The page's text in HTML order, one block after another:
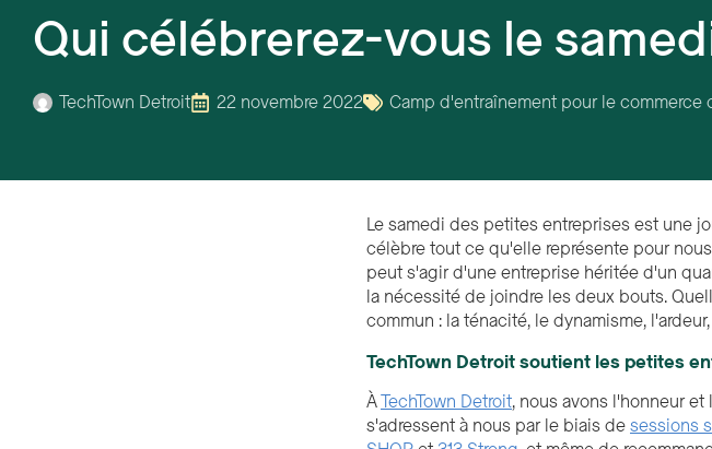
Qui célébrerez-vous le
TechTown Detroit 22 novembre 2022 Camp d'entraînement pour le commerce
Le samedi des petites entreprises est une
célèbre tout ce qu'elle représente pour
peut s'agir d'une entreprise héritée d'un
la nécessité de joindre les deux bouts.
commun : la ténacité, le dynamisme,
TechTown Detroit soutient les petites
ÀTechTown Detroit, nous avons l'honneur
s'adressent à nous par le biais desessions